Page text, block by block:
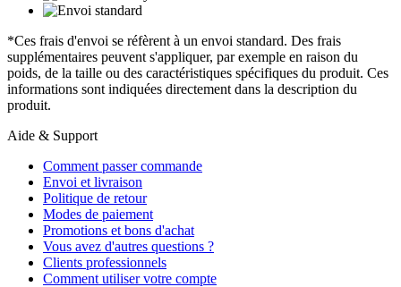
*Ces frais d'envoi se réfèrent à un envoi standard. Des frais
supplémentaires peuvent s'appliquer, par exemple en raison du
poids, de la taille ou des caractéristiques spécifiques du produit. Ces
informations sont indiquées directement dans la description du
produit.
Aide & Support
Comment passer commande
Envoi et livraison
Politique de retour
Modes de paiement
Promotions et bons d'achat
Vous avez d'autres questions ?
Clients professionnels
Comment utiliser votre compte